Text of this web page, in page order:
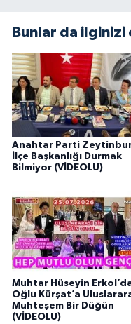
Bunlar da ilginizi
Anahtar Parti
İlçe Başkanlığı Durmak
Bilmiyor (VİDEOLU)
Muhtar Hüseyin
Oğlu Kürşat’a
Muhteşem Bir Düğün
(VİDEOLU)